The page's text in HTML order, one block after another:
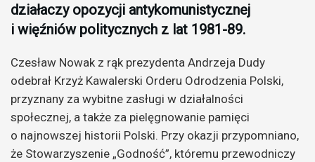
działaczy opozycji antykomunistycznej
i więźniów politycznych z lat 1981-89.
Czesław Nowak z rąk prezydenta Andrzeja Dudy
odebrał Krzyż Kawalerski Orderu Odrodzenia Polski,
przyznany za wybitne zasługi w działalności
społecznej, a także za pielęgnowanie pamięci
o najnowszej historii Polski. Przy okazji przypomniano,
że Stowarzyszenie „Godność”, któremu przewodniczy